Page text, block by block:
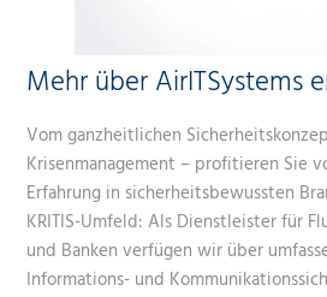
Mehr über AirITSystems
Vom ganzheitlichen
Krisenmanagement – profitieren Sie
Erfahrung in sicherheitsbewussten
KRITIS-Umfeld: Als Dienstleister für
und Banken verfügen wir über
Informations- und